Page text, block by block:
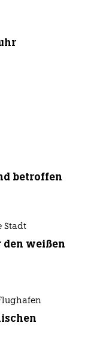
betroffen
Stadt
den weißen